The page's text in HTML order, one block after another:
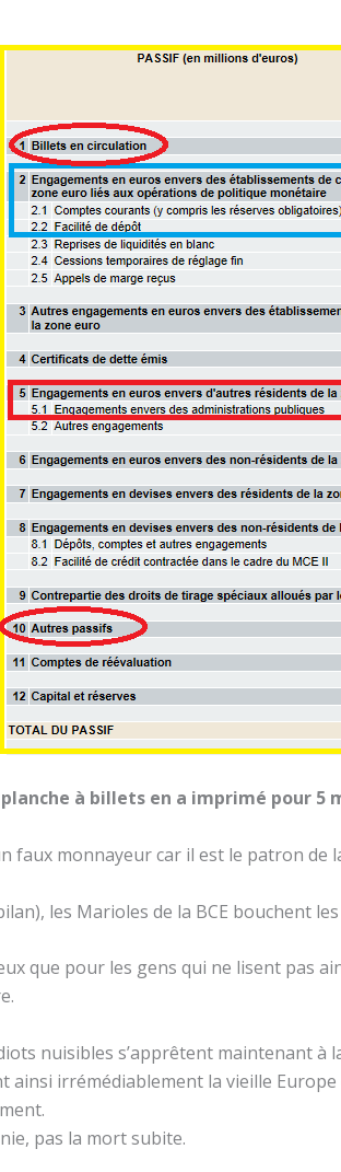
à billets en a imprimé pour 5
faux monnayeur car il est le patron de
les Marioles de la BCE bouchent
que pour les gens qui ne lisent pas
nuisibles s’apprêtent maintenant
ainsi irrémédiablement la vieille
pas la mort subite.